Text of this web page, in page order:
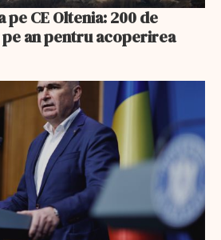
CE Oltenia: 200 de
an pentru acoperirea